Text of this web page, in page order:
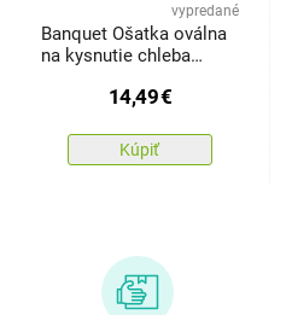
vypredané
Banquet Ošatka oválna
na kysnutie chleba
14,49€
Kúpiť